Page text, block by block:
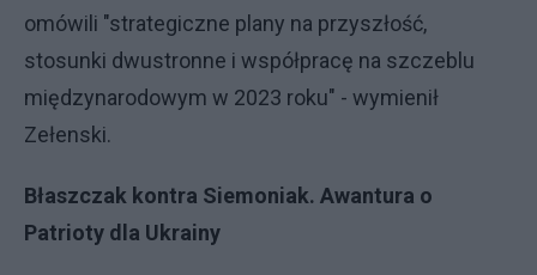
omówili "strategiczne plany na przyszłość,
stosunki dwustronne i współpracę na szczeblu
międzynarodowym w 2023 roku" - wymienił
Zełenski.
Błaszczak kontra Siemoniak. Awantura o
Patrioty dla Ukrainy